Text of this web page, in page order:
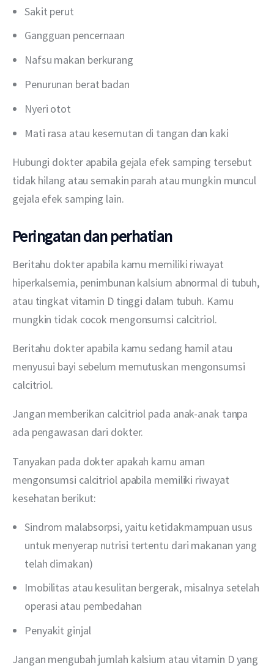
Sakit perut
Gangguan pencernaan
Nafsu makan berkurang
Penurunan berat badan
Nyeri otot
Mati rasa atau kesemutan di tangan dan kaki
Hubungi dokter apabila gejala efek samping tersebut
tidak hilang atau semakin parah atau mungkin muncul
gejala efek samping lain.
Peringatan dan perhatian
Beritahu dokter apabila kamu memiliki riwayat
hiperkalsemia, penimbunan kalsium abnormal di tubuh,
atau tingkat vitamin D tinggi dalam tubuh. Kamu
mungkin tidak cocok mengonsumsi calcitriol.
Beritahu dokter apabila kamu sedang hamil atau
menyusui bayi sebelum memutuskan mengonsumsi
calcitriol.
Jangan memberikan calcitriol pada anak-anak tanpa
ada pengawasan dari dokter.
Tanyakan pada dokter apakah kamu aman
mengonsumsi calcitriol apabila memiliki riwayat
kesehatan berikut:
Sindrom malabsorpsi, yaitu ketidakmampuan usus
untuk menyerap nutrisi tertentu dari makanan yang
telah dimakan)
Imobilitas atau kesulitan bergerak, misalnya setelah
operasi atau pembedahan
Penyakit ginjal
Jangan mengubah jumlah kalsium atau vitamin D yang